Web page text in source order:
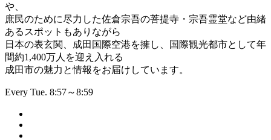
や、
庶民のために尽力した佐倉宗吾の菩提寺・宗吾霊堂など由緒
あるスポットもありながら
日本の表玄関、成田国際空港を擁し、国際観光都市として年
間約1,400万人を迎え入れる
成田市の魅力と情報をお届けしています。
Every Tue. 8:57～8:59